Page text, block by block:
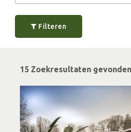
Filteren
15 Zoekresultaten gevonden